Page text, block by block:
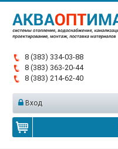
8 (383) 334-03-88
8 (383) 363-20-44
8 (383) 214-62-40
Вход